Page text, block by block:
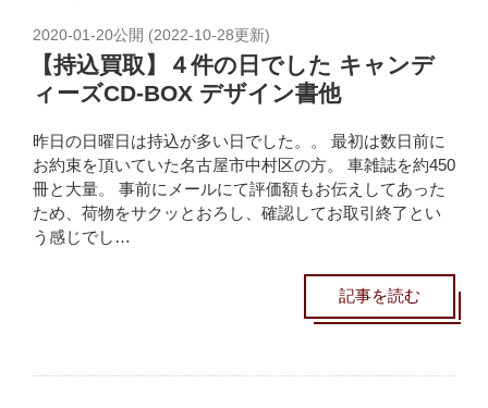
2020-01-20公開 (2022-10-28更新)
【持込買取】４件の日でした キャンデ
ィーズCD-BOX デザイン書他
昨日の日曜日は持込が多い日でした。。 最初は数日前に
お約束を頂いていた名古屋市中村区の方。 車雑誌を約450
冊と大量。 事前にメールにて評価額もお伝えしてあった
ため、荷物をサクッとおろし、確認してお取引終了とい
う感じでし…
記事を読む